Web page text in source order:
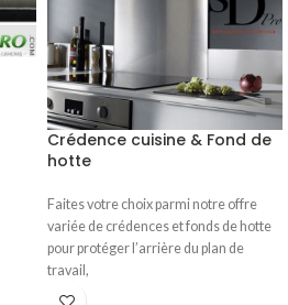
Crédence cuisine & Fond de
hotte
Faites votre choix parmi notre offre
variée de crédences et fonds de hotte
pour protéger l’arrière du plan de
travail,